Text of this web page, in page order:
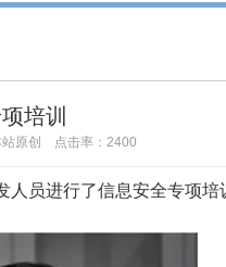
培训
原创 点击率： 2400
员进行了信息安全专项培